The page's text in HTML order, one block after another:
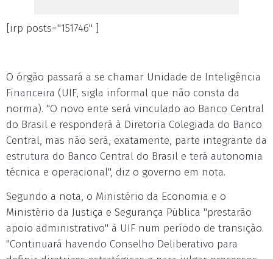
[irp posts="151746" ]
O órgão passará a se chamar Unidade de Inteligência
Financeira (UIF, sigla informal que não consta da
norma). "O novo ente será vinculado ao Banco Central
do Brasil e responderá à Diretoria Colegiada do Banco
Central, mas não será, exatamente, parte integrante da
estrutura do Banco Central do Brasil e terá autonomia
técnica e operacional", diz o governo em nota.
Segundo a nota, o Ministério da Economia e o
Ministério da Justiça e Segurança Pública "prestarão
apoio administrativo" à UIF num período de transição.
"Continuará havendo Conselho Deliberativo para